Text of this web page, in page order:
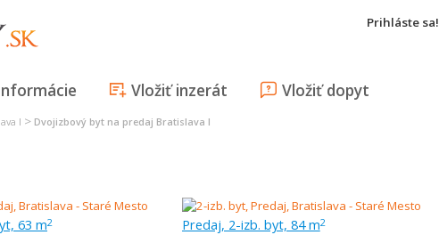
Prihláste sa!
Vložiť inzerát Vložiť dopyt
I > Dvojizbový byt na predaj Bratislava I
63 m2 Predaj, 2-izb. byt, 84 m2